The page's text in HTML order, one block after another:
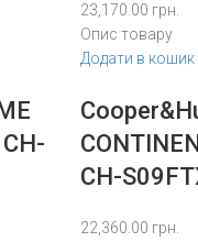
23,170.00 грн.
Опис товару
Додати в кошик
CH-
22,360.00 грн.